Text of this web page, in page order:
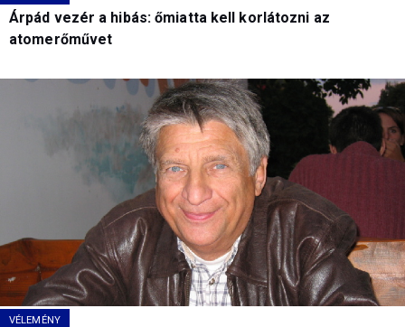
Árpád vezér a hibás: őmiatta kell korlátozni az
atomerőművet
VÉLEMÉNY